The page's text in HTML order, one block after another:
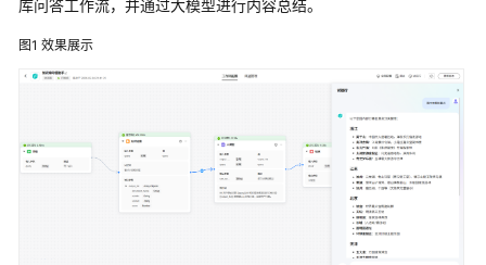
使
用
AgentArts
服
库问答工作流，并通过大模型进行内容总结。
图1 效果展示